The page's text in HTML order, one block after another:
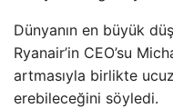
Dünyanın en büyük
Ryanair’in CEO’su
artmasıyla birlikte
erebileceğini söyledi.